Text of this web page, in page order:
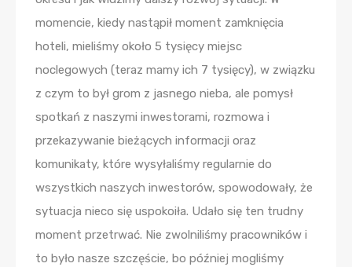
momencie, kiedy nastąpił moment zamknięcia
hoteli, mieliśmy około 5 tysięcy miejsc
noclegowych (teraz mamy ich 7 tysięcy), w związku
z czym to był grom z jasnego nieba, ale pomysł
spotkań z naszymi inwestorami, rozmowa i
przekazywanie bieżących informacji oraz
komunikaty, które wysyłaliśmy regularnie do
wszystkich naszych inwestorów, spowodowały, że
sytuacja nieco się uspokoiła. Udało się ten trudny
moment przetrwać. Nie zwolniliśmy pracowników i
to było nasze szczęście, bo później mogliśmy